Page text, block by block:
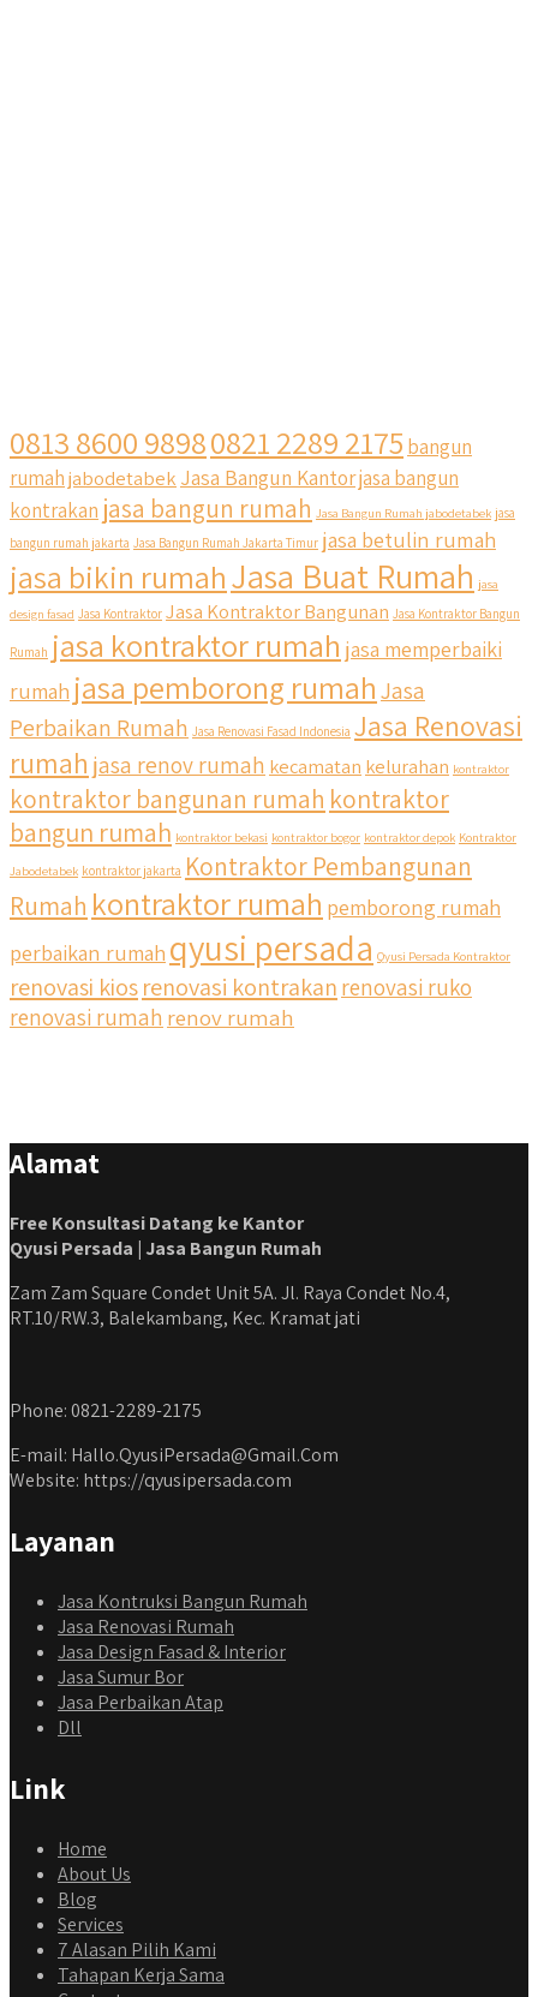
0813 8600 98980821 2289 2175 bangun
rumahjabodetabek Jasa Bangun Kantorjasa bangun
kontrakan jasa bangun rumah Jasa Bangun Rumah jabodetabek jasa
bangun rumah jakarta Jasa Bangun Rumah Jakarta Timur jasa betulin rumah
jasa bikin rumahJasa Buat Rumah jasa
design fasad Jasa Kontraktor Jasa Kontraktor Bangunan Jasa Kontraktor Bangun
Rumah jasa kontraktor rumah jasa memperbaiki
rumah jasa pemborong rumahJasa
Perbaikan Rumah Jasa Renovasi Fasad Indonesia Jasa Renovasi
rumah jasa renov rumah kecamatan kelurahan kontraktor
kontraktor bangunan rumah kontraktor
bangun rumah kontraktor bekasi kontraktor bogor kontraktor depok Kontraktor
Jabodetabek kontraktor jakarta Kontraktor Pembangunan
Rumah kontraktor rumah pemborong rumah
perbaikan rumah qyusi persada Qyusi Persada Kontraktor
renovasi kiosrenovasi kontrakanrenovasi ruko
renovasi rumah renov rumah
Alamat
Free Konsultasi Datang ke Kantor
Qyusi Persada | Jasa Bangun Rumah
Zam Zam Square Condet Unit 5A. Jl. Raya Condet No.4,
RT.10/RW.3, Balekambang, Kec. Kramat jati
Phone: 0821-2289-2175
E-mail: Hallo.QyusiPersada@Gmail.Com
Website: https://qyusipersada.com
Layanan
Jasa Kontruksi Bangun Rumah
Jasa Renovasi Rumah
Jasa Design Fasad & Interior
Jasa Sumur Bor
Jasa Perbaikan Atap
Dll
Link
Home
About Us
Blog
Services
7 Alasan Pilih Kami
Tahapan Kerja Sama